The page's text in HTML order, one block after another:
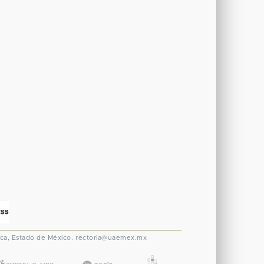
Estado de México. rectoria@uaemex.mx